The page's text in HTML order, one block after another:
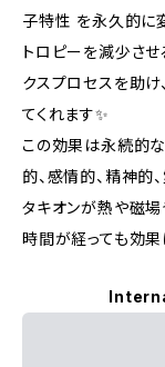
子特性 を永久的に
トロピーを減少させ
クスプロセスを助
てくれます✨
この効果は永続的
的、感情的、精神的
タキオンが熱や磁場
時間が経っても効